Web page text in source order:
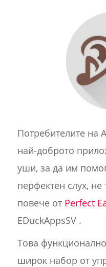
Потребителите на
най-доброто
уши, за да им
перфектен слух, не
повече от Perfect
EDuckAppsSV .
Това
широк набор от